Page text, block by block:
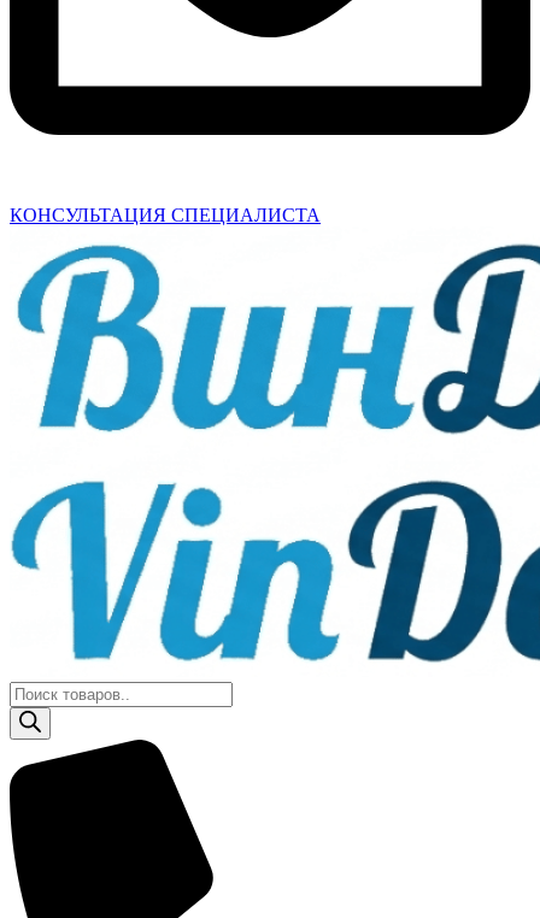
КОНСУЛЬТАЦИЯ СПЕЦИАЛИСТА
Поиск
товаров